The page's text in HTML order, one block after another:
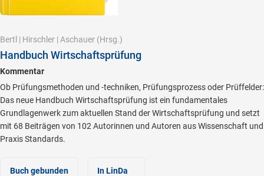
Bertl | Hirschler | Aschauer (Hrsg.)
Handbuch Wirtschaftsprüfung
Kommentar
Ob Prüfungsmethoden und -techniken, Prüfungsprozess oder Prüffelder:
Das neue Handbuch Wirtschaftsprüfung ist ein fundamentales
Grundlagenwerk zum aktuellen Stand der Wirtschaftsprüfung und setzt
mit 68 Beiträgen von 102 Autorinnen und Autoren aus Wissenschaft und
Praxis Standards.
Buch gebunden
In LinDa